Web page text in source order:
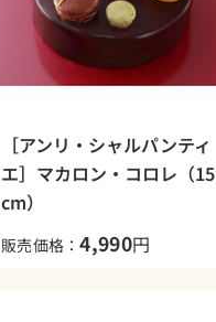
［アンリ・シャルパンティ
エ］マカロン・コロレ（15
cm）
販売価格：4,990円